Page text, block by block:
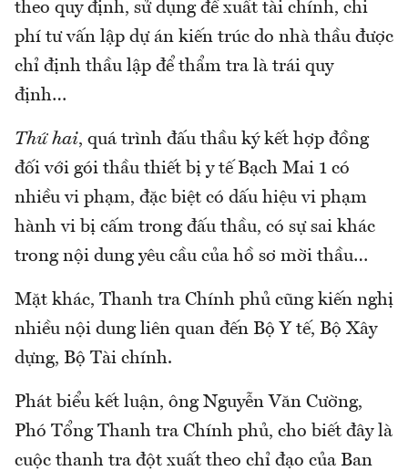
theo quy định, sử dụng đề xuất tài chính, chi
phí tư vấn lập dự án kiến trúc do nhà thầu được
chỉ định thầu lập để thẩm tra là trái quy
định…
Thứ hai, quá trình đấu thầu ký kết hợp đồng
đối với gói thầu thiết bị y tế Bạch Mai 1 có
nhiều vi phạm, đặc biệt có dấu hiệu vi phạm
hành vi bị cấm trong đấu thầu, có sự sai khác
trong nội dung yêu cầu của hồ sơ mời thầu…
Mặt khác, Thanh tra Chính phủ cũng kiến nghị
nhiều nội dung liên quan đến Bộ Y tế, Bộ Xây
dựng, Bộ Tài chính.
Phát biểu kết luận, ông Nguyễn Văn Cường,
Phó Tổng Thanh tra Chính phủ, cho biết đây là
cuộc thanh tra đột xuất theo chỉ đạo của Ban